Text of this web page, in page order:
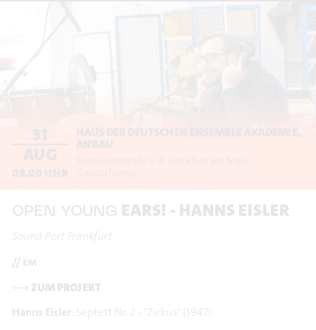
31
AUG
09.00 UHR
HAUS DER DEUTSCHEN ENSEMBLE AKADEMIE,
ANBAU
Schwedlerstraße 2-4
Frankfurt am Main
(Deutschland)
OPEN YOUNG EARS! - HANNS EISLER
Sound Port Frankfurt
// em
⟶ ZUM PROJEKT
Hanns Eisler : Septett Nr. 2 - "Zirkus" (1947)